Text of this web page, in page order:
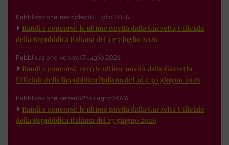
Pubblicazione: mercoledì 8 Luglio 2026
Bandi e concorsi: le ultime novità dalla Gazzetta Ufficiale
della Repubblica Italiana del 3 e 7 luglio 2026
Pubblicazione: venerdì 3 Luglio 2026
Bandi e concorsi: ecco le ultime novità dalla Gazzetta
Ufficiale della Repubblica Italiana del 26 e 30 giugno 2026
Pubblicazione: venerdì 26 Giugno 2026
Bandi e concorsi: le ultime novità dalla Gazzetta Ufficiale
della Repubblica Italiana del 23 giugno 2026